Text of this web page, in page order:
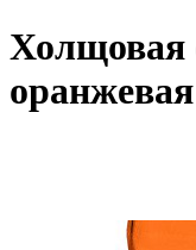
Холщовая
оранжевая